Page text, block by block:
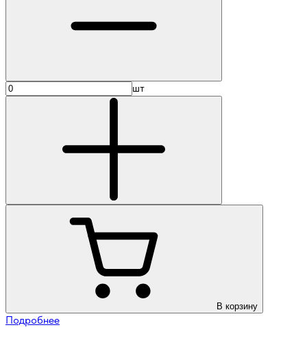
шт
В корзину
Подробнее